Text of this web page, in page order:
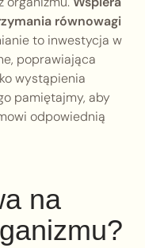
równowagi
to inwestycja w
poprawiająca
wystąpienia
pamiętajmy, aby
odpowiednią
na